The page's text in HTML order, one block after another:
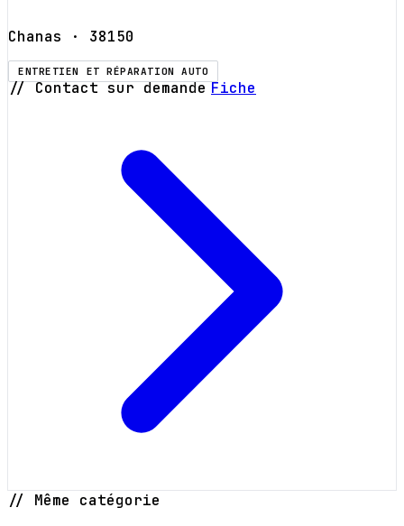
Chanas · 38150
ENTRETIEN ET RÉPARATION AUTO
// Contact sur demande Fiche
// Même catégorie